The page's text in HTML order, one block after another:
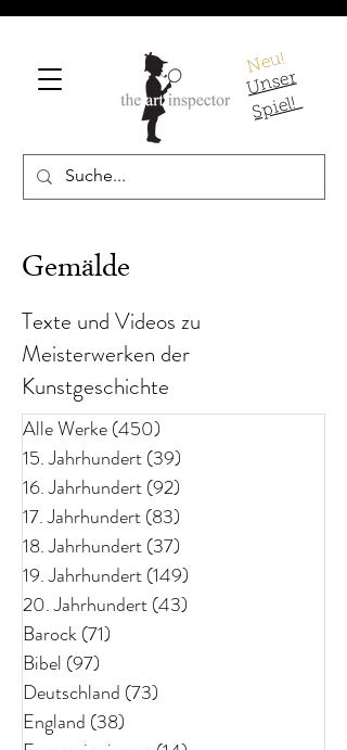
Neu!
U
ns
er
S
pi
el!
Gemälde
Texte und Videos zu
Meisterwerken der
Kunstgeschichte
Alle Werke(450)
15. Jahrhundert(39)
16. Jahrhundert(92)
17. Jahrhundert(83)
18. Jahrhundert(37)
19. Jahrhundert(149)
20. Jahrhundert(43)
Barock(71)
Bibel (97)
Deutschland (73)
England (38)